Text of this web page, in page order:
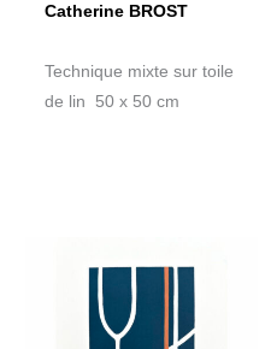
Catherine BROST
Technique mixte sur toile
de lin 50 x 50 cm